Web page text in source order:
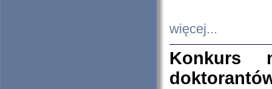
więcej...
Konkurs